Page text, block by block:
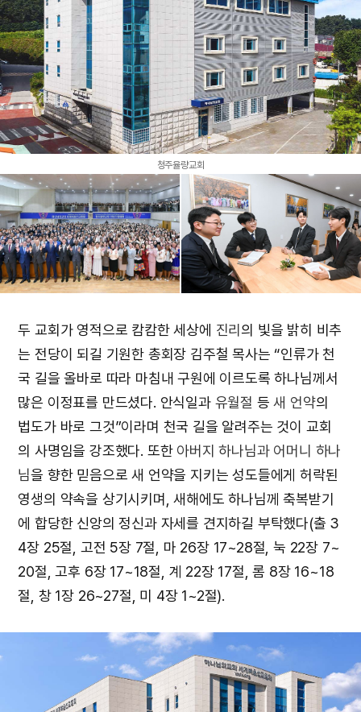
청주율량교회
두 교회가 영적으로 캄캄한 세상에 진리의 빛을 밝히 비추
는 전당이 되길 기원한 총회장 김주철 목사는 “인류가 천
국 길을 올바로 따라 마침내 구원에 이르도록 하나님께서
많은 이정표를 만드셨다. 안식일과 유월절 등새 언약의
법도가 바로 그것”이라며 천국 길을 알려주는 것이 교회
의 사명임을 강조했다. 또한 아버지 하나님과 어머니 하나
님을 향한 믿음으로 새 언약을 지키는 성도들에게 허락된
영생의 약속을 상기시키며, 새해에도 하나님께 축복받기
에 합당한 신앙의 정신과 자세를 견지하길 부탁했다(출 3
4장 25절, 고전 5장 7절, 마 26장 17~28절, 눅 22장 7~
20절, 고후 6장 17~18절, 계 22장 17절, 롬 8장 16~18
절, 창 1장 26~27절, 미 4장 1~2절).